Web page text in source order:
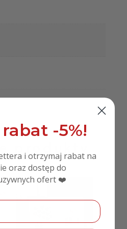
produkty
-5%!
i otrzymaj rabat na
oraz dostęp do
ofert ❤️